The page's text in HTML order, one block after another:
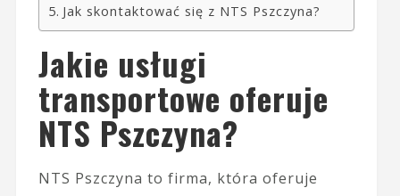
Jak skontaktować się z NTS Pszczyna?
Jakie usługi
transportowe oferuje
NTS Pszczyna?
NTS Pszczyna to firma, która oferuje